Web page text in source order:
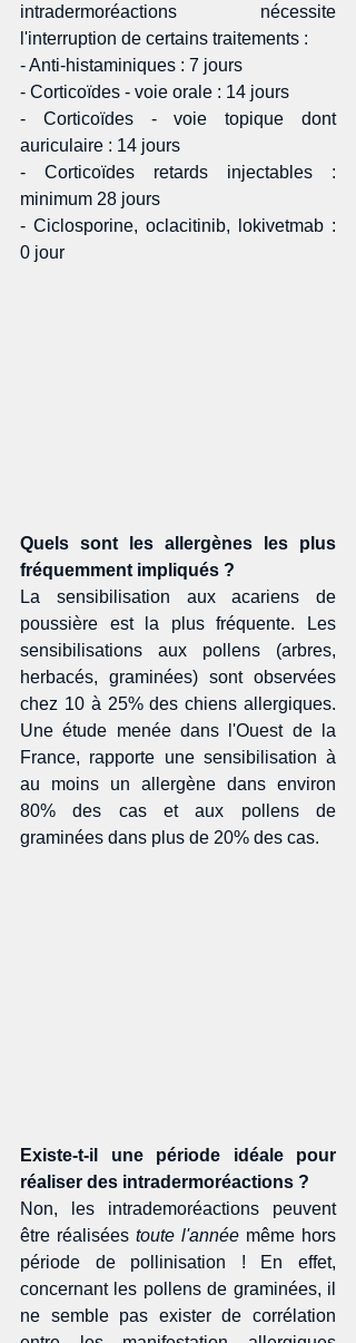
intradermoréactions nécessite
l'interruption de certains traitements :
- Anti-histaminiques : 7 jours
- Corticoïdes - voie orale : 14 jours
- Corticoïdes - voie topique dont
auriculaire : 14 jours
- Corticoïdes retards injectables :
minimum 28 jours
- Ciclosporine, oclacitinib, lokivetmab :
0 jour
Quels sont les allergènes les plus
fréquemment impliqués ?
La sensibilisation aux acariens de
poussière est la plus fréquente. Les
sensibilisations aux pollens (arbres,
herbacés, graminées) sont observées
chez 10 à 25% des chiens allergiques.
Une étude menée dans l'Ouest de la
France, rapporte une sensibilisation à
au moins un allergène dans environ
80% des cas et aux pollens de
graminées dans plus de 20% des cas.
Existe-t-il une période idéale pour
réaliser des intradermoréactions ?
Non, les intrademoréactions peuvent
être réalisées toute l'année même hors
période de pollinisation ! En effet,
concernant les pollens de graminées, il
ne semble pas exister de corrélation